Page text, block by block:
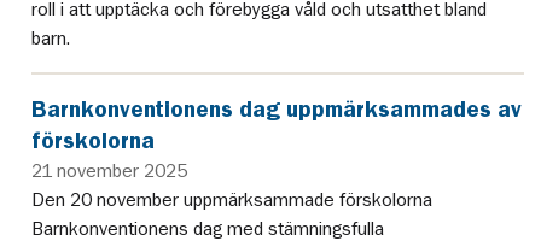
roll i att upptäcka och förebygga våld och utsatthet bland
barn.
Barnkonventionens dag uppmärksammades av
förskolorna
21 november 2025
Den 20 november uppmärksammade förskolorna
Barnkonventionens dag med stämningsfulla